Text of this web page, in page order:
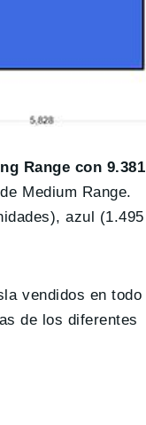
Range con 9.381
Medium Range.
azul (1.495
vendidos en todo
de los diferentes